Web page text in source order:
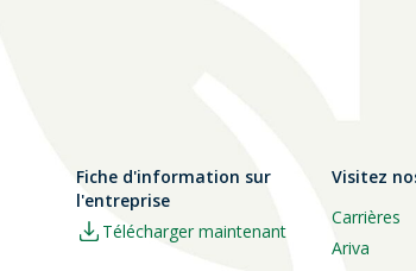
Fiche d'information sur
l'entreprise
Télécharger maintenant
Visitez
Carrières
Ariva